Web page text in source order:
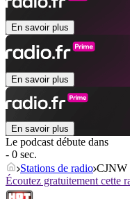
En savoir plus
En savoir plus
En savoir plus
Le podcast débute dans
- 0 sec.
Stations de radio CJNW
Écoutez gratuitement cette